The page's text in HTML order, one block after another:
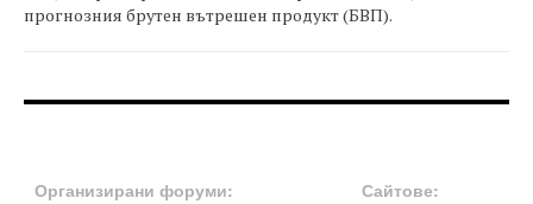
прогнозния брутен вътрешен продукт (БВП).
Организирани форуми: Сайтове: